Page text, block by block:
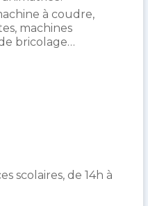
à coudre,
machines
bricolage…
scolaires, de 14h à